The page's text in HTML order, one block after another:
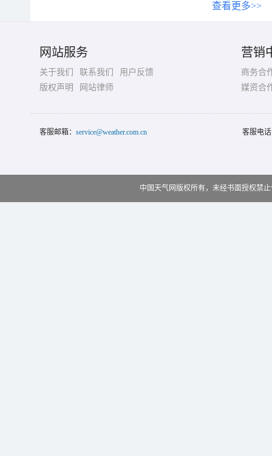
查看更多>>
网站服务
关于我们 联系我们
用户反馈
版权声明
网站律师
营销
商务合
媒资合
客服邮箱： service@weather.com.cn 客服电
中国天气网版权所有，未经书面授权